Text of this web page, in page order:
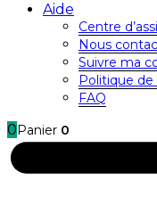
Aide
Centre
Nous
Suivre ma
Politique
FAQ
0 Panier 0